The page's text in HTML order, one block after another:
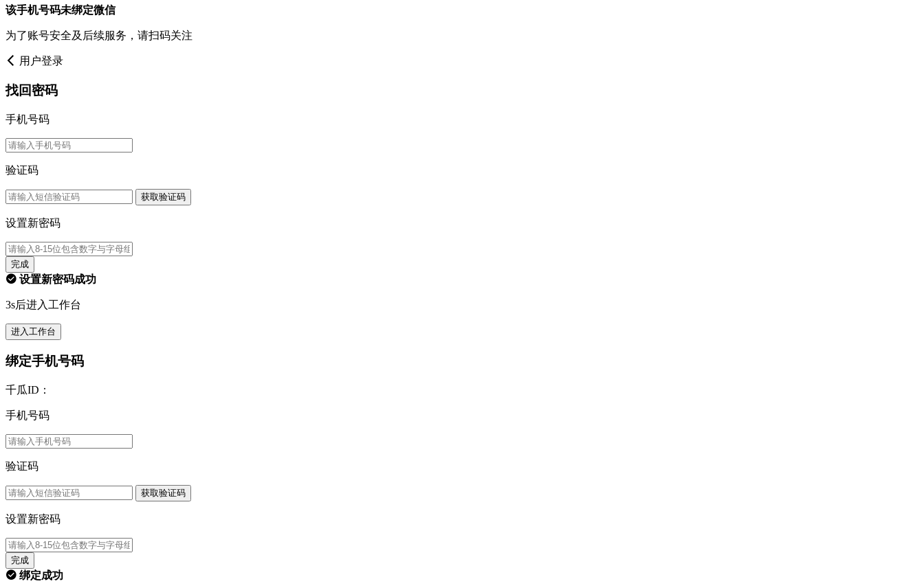
该手机号码未绑定微信
为了账号安全及后续服务，请扫码关注
用户登录
找回密码
手机号码
验证码
获取验证码
设置新密码
完成
设置新密码成功
3s后进入工作台
进入工作台
绑定手机号码
千瓜ID：
手机号码
验证码
获取验证码
设置新密码
完成
绑定成功